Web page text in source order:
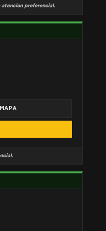
preferencial.